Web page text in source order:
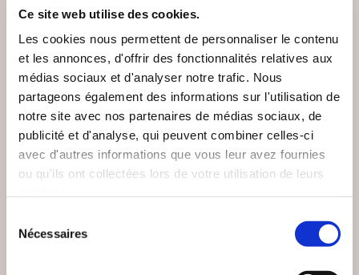
Ce site web utilise des cookies.
Les cookies nous permettent de personnaliser le contenu
et les annonces, d'offrir des fonctionnalités relatives aux
médias sociaux et d'analyser notre trafic. Nous
partageons également des informations sur l'utilisation de
notre site avec nos partenaires de médias sociaux, de
publicité et d'analyse, qui peuvent combiner celles-ci
avec d'autres informations que vous leur avez fournies
ou qu'ils ont collectées lors de votre utilisation de leurs
Nécessaires